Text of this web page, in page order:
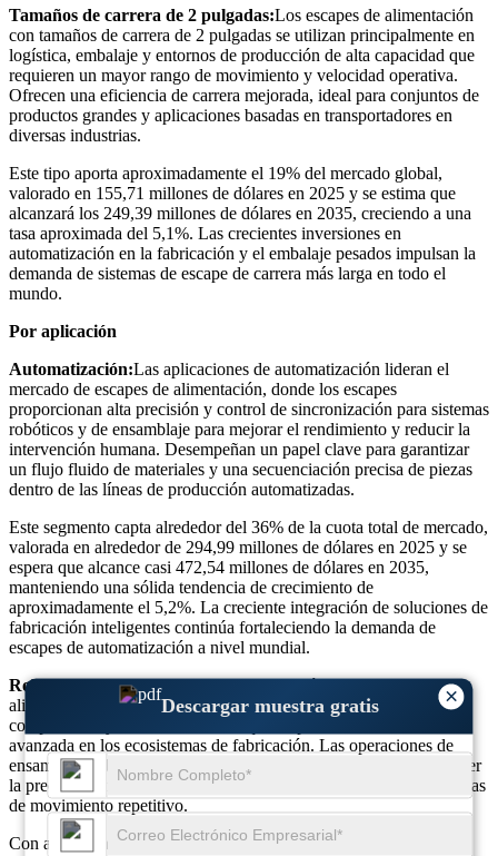
×
Descargar muestra gratis
Tamaños de carrera de 2 pulgadas:Los escapes de alimentación
con tamaños de carrera de 2 pulgadas se utilizan principalmente en
logística, embalaje y entornos de producción de alta capacidad que
requieren un mayor rango de movimiento y velocidad operativa.
Ofrecen una eficiencia de carrera mejorada, ideal para conjuntos de
productos grandes y aplicaciones basadas en transportadores en
diversas industrias.
Este tipo aporta aproximadamente el 19% del mercado global,
valorado en 155,71 millones de dólares en 2025 y se estima que
alcanzará los 249,39 millones de dólares en 2035, creciendo a una
tasa aproximada del 5,1%. Las crecientes inversiones en
automatización en la fabricación y el embalaje pesados ​​impulsan la
demanda de sistemas de escape de carrera más larga en todo el
mundo.
Por aplicación
Automatización:Las aplicaciones de automatización lideran el
mercado de escapes de alimentación, donde los escapes
proporcionan alta precisión y control de sincronización para sistemas
robóticos y de ensamblaje para mejorar el rendimiento y reducir la
intervención humana. Desempeñan un papel clave para garantizar
un flujo fluido de materiales y una secuenciación precisa de piezas
dentro de las líneas de producción automatizadas.
Este segmento capta alrededor del 36% de la cuota total de mercado,
valorada en alrededor de 294,99 millones de dólares en 2025 y se
espera que alcance casi 472,54 millones de dólares en 2035,
manteniendo una sólida tendencia de crecimiento de
aproximadamente el 5,2%. La creciente integración de soluciones de
fabricación inteligentes continúa fortaleciendo la demanda de
escapes de automatización a nivel mundial.
Robot:El segmento de aplicaciones de robótica utiliza escapes de
alimentación para el manejo controlado de piezas, alimentación de
componentes y sincronización, lo que respalda la automatización
avanzada en los ecosistemas de fabricación. Las operaciones de
ensamblaje robótico dependen de estos componentes para mantener
la precisión y mejorar la eficiencia del tiempo de ciclo durante tareas
de movimiento repetitivo.
Con aproximadamente el 27% de participación de mercado, este